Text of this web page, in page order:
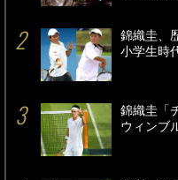
錦織圭、
小学生時
錦織圭「
ウィンブ